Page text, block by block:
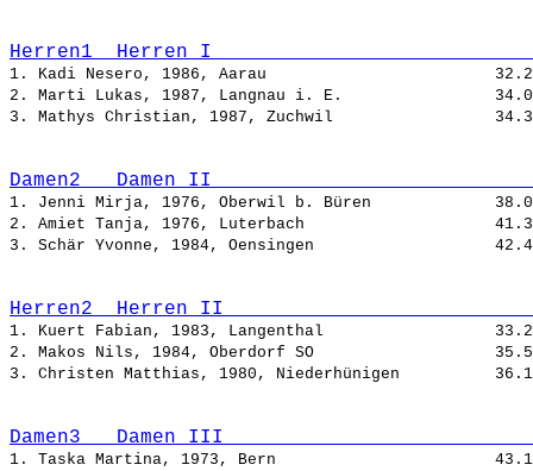
Herren1  Herren I
1. Kadi Nesero, 1986, Aarau
2. Marti Lukas, 1987, Langnau i. E.
3. Mathys Christian, 1987, Zuchwil
Damen2   Damen II
1. Jenni Mirja, 1976, Oberwil b. Büren
2. Amiet Tanja, 1976, Luterbach
3. Schär Yvonne, 1984, Oensingen
Herren2  Herren II
1. Kuert Fabian, 1983, Langenthal
2. Makos Nils, 1984, Oberdorf SO
3. Christen Matthias, 1980, Niederhünigen
Damen3   Damen III
1. Taska Martina, 1973, Bern